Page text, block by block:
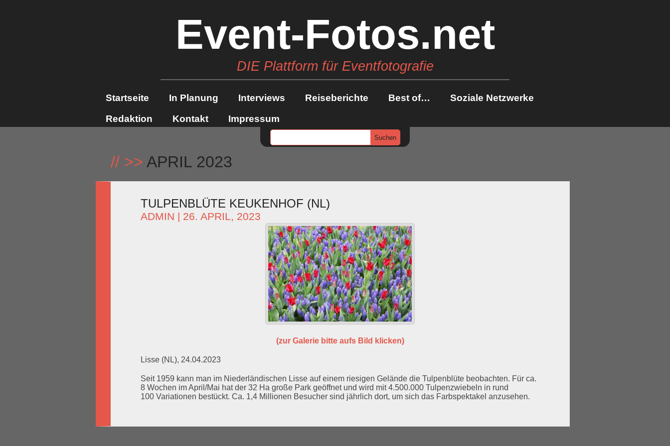
Event-Fotos.net
DIE Plattform für Eventfotografie
Startseite In Planung Interviews Reiseberichte Best of…
Soziale Netzwerke
Redaktion
Kontakt Impressum
// >> APRIL 2023
TULPENBLÜTE KEUKENHOF (NL)
ADMIN | 26. APRIL, 2023
(zur Galerie bitte aufs Bild klicken)
Lisse (NL), 24.04.2023
Seit 1959 kann man im Niederländischen Lisse auf einem riesigen Gelände die Tulpenblüte beobachten. Für ca.
8 Wochen im April/Mai hat der 32 Ha große Park geöffnet und wird mit 4.500.000 Tulpenzwiebeln in rund
100 Variationen bestückt. Ca. 1,4 Millionen Besucher sind jährlich dort, um sich das Farbspektakel anzusehen.